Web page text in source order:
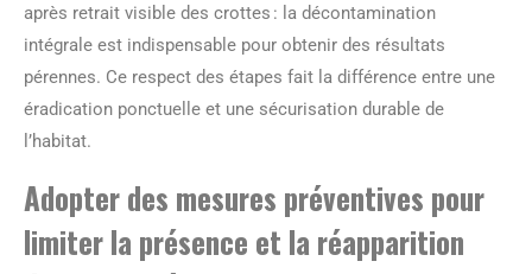
après retrait visible des crottes : la décontamination
intégrale est indispensable pour obtenir des résultats
pérennes. Ce respect des étapes fait la différence entre une
éradication ponctuelle et une sécurisation durable de
l’habitat.
Adopter des mesures préventives pour
limiter la présence et la réapparition